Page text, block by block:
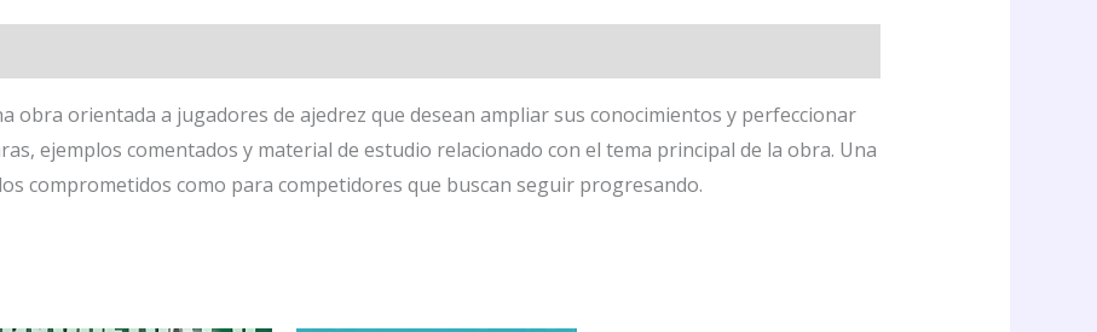
obra orientada a jugadores de ajedrez que desean ampliar sus conocimientos y perfeccionar
ejemplos comentados y material de estudio relacionado con el tema principal de la obra. Una
comprometidos como para competidores que buscan seguir progresando.